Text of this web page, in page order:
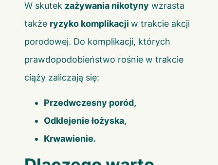
W skutek zażywania nikotyny wzrasta
także ryzyko komplikacji w trakcie akcji
porodowej. Do komplikacji, których
prawdopodobieństwo rośnie w trakcie
ciąży zaliczają się:
Przedwczesny poród,
Odklejenie łożyska,
Krwawienie.